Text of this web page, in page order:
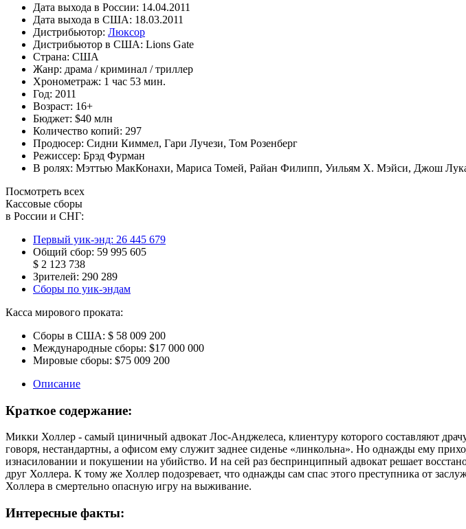
Дата выхода в России: 14.04.2011
Дата выхода в США: 18.03.2011
Дистрибьютор: Люксор
Дистрибьютор в США: Lions Gate
Страна: США
Жанр: драма /криминал /триллер
Хронометраж: 1 час 53 мин.
Год: 2011
Возраст: 16+
Бюджет: $40 млн
Количество копий: 297
Продюсер: Сидни Киммел, Гари Лучези, Том Розенберг
Режиссер: Брэд Фурман
В ролях: Мэттью МакКонахи, Мариса Томей, Райан Филипп, Уильям Х. Мэйси, Джош
Посмотреть всех
Кассовые сборы
в России и СНГ:
Первый уик-энд: 26 445 679
Общий сбор: 59 995 605
$ 2 123 738
Зрителей: 290 289
Сборы по уик-эндам
Касса мирового проката:
Сборы в США: $ 58 009 200
Международные сборы: $17 000 000
Мировые сборы: $75 009 200
Описание
Краткое содержание:
Микки Холлер - самый циничный адвокат Лос-Анджелеса, клиентуру которого составляют
говоря, нестандартны, а офисом ему служит заднее сиденье «линкольна». Но однажды ему
изнасиловании и покушении на убийство. И на сей раз беспринципный адвокат решает
друг Холлера. К тому же Холлер подозревает, что однажды сам спас этого преступника от
Холлера в смертельно опасную игру на выживание.
Интересные факты: